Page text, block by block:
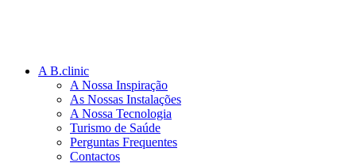
A B.clinic
A Nossa Inspiração
As Nossas Instalações
A Nossa Tecnologia
Turismo de Saúde
Perguntas Frequentes
Contactos